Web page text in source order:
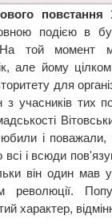
подією в
той момент
але йому
для
з учасників тих
і
всі і всюди
він один мав
революції.
характер,